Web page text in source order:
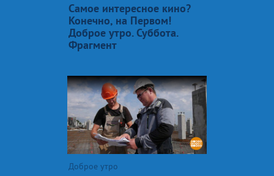
Самое интересное кино?
Конечно, на Первом!
Доброе утро. Суббота.
Фрагмент
Доброе утро